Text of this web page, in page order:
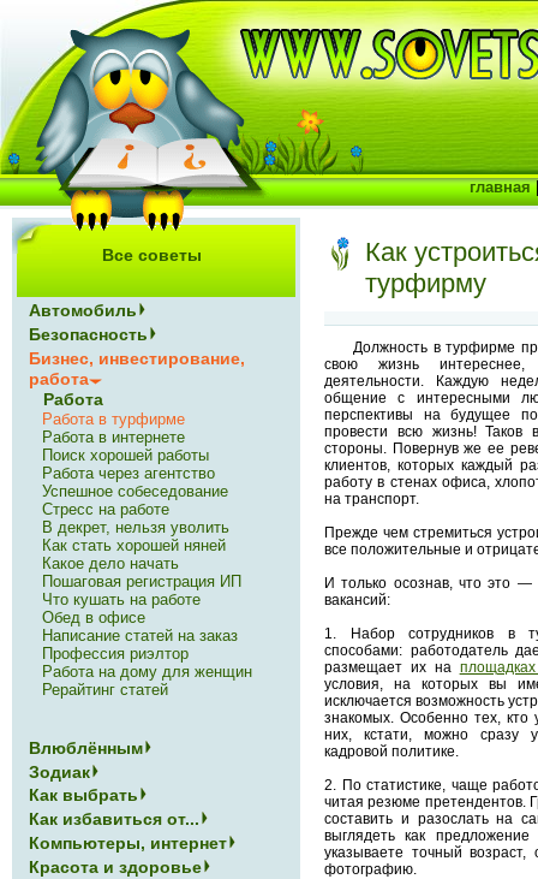
Как
турфирму
Должность в турфирме
свою жизнь
деятельности. Каждую
общение с интересными
перспективы на будущее
провести всю жизнь! Таков
стороны. Повернув же ее
клиентов, которых каждый
работу в стенах офиса,
на транспорт.
Прежде чем стремиться
все положительные и
И только осознав, что это —
вакансий:
1. Набор сотрудников в
способами: работодатель
размещает их на
условия, на которых вы
исключается возможность
знакомых. Особенно тех,
них, кстати, можно сразу
кадровой политике.
2. По статистике, чаще
читая резюме претендентов.
составить и разослать на
выглядеть как
указываете точный возраст,
фотографию.
Все советы
Автомобиль
Безопасность
Бизнес, инвестирование,
работа
Работа
Работа в турфирме
Работа в интернете
Поиск хорошей работы
Работа через агентство
Успешное собеседование
Стресс на работе
В декрет, нельзя уволить
Как стать хорошей няней
Какое дело начать
Пошаговая регистрация ИП
Что кушать на работе
Обед в офисе
Написание статей на заказ
Профессия риэлтор
Работа на дому для женщин
Рерайтинг статей
Влюблённым
Зодиак
Как выбрать
Как избавиться от...
Компьютеры, интернет
Красота и здоровье
главная